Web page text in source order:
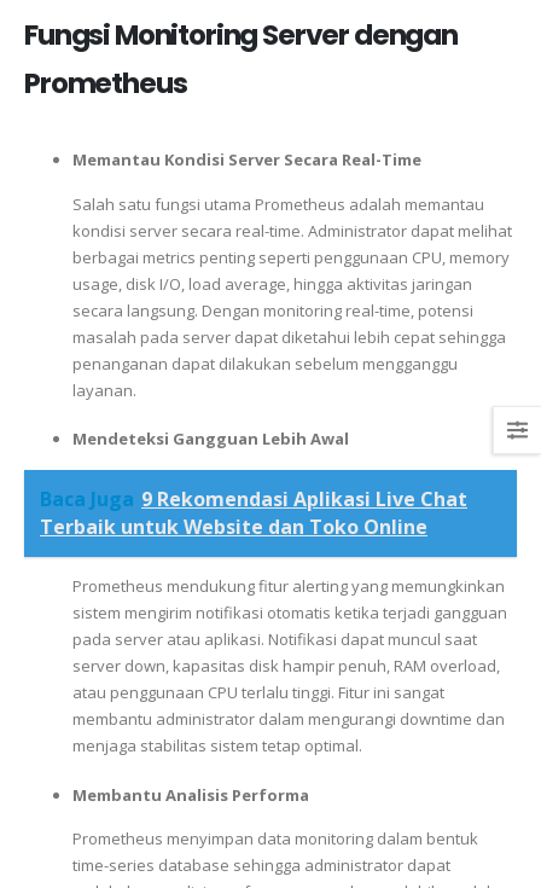
Fungsi Monitoring Server dengan
Prometheus
Memantau Kondisi Server Secara Real-Time
Salah satu fungsi utama Prometheus adalah memantau
kondisi server secara real-time. Administrator dapat melihat
berbagai metrics penting seperti penggunaan CPU, memory
usage, disk I/O, load average, hingga aktivitas jaringan
secara langsung. Dengan monitoring real-time, potensi
masalah pada server dapat diketahui lebih cepat sehingga
penanganan dapat dilakukan sebelum mengganggu
layanan.
Mendeteksi Gangguan Lebih Awal
Baca Juga 9 Rekomendasi Aplikasi Live Chat
Terbaik untuk Website dan Toko Online
Prometheus mendukung fitur alerting yang memungkinkan
sistem mengirim notifikasi otomatis ketika terjadi gangguan
pada server atau aplikasi. Notifikasi dapat muncul saat
server down, kapasitas disk hampir penuh, RAM overload,
atau penggunaan CPU terlalu tinggi. Fitur ini sangat
membantu administrator dalam mengurangi downtime dan
menjaga stabilitas sistem tetap optimal.
Membantu Analisis Performa
Prometheus menyimpan data monitoring dalam bentuk
time-series database sehingga administrator dapat